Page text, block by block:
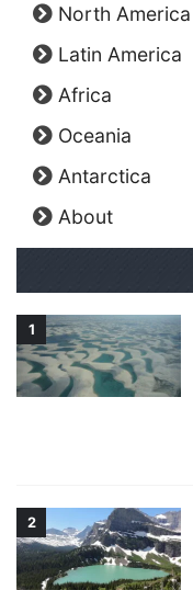
North America
Latin America
Africa
Oceania
Antarctica
About
1
2